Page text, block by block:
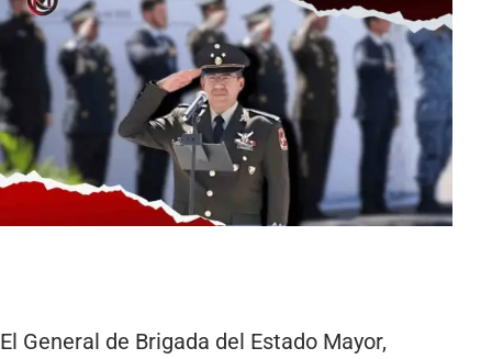
El General de Brigada del Estado Mayor,